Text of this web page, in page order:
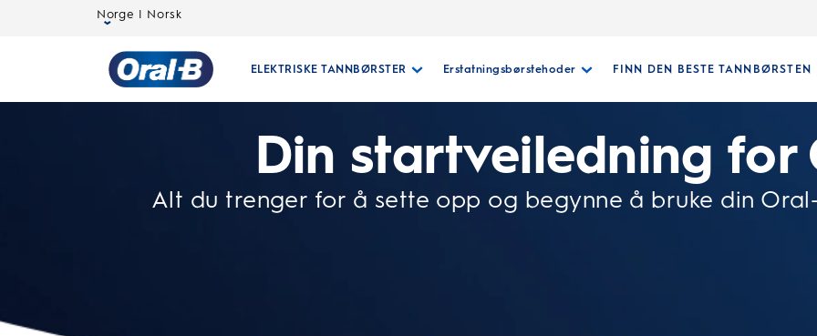
Norge | Norsk
ELEKTRISKE TANNBØRSTER Erstatningsbørstehoder FINN DEN BESTE TANNBØRSTEN
Din startveiledning for
Alt du trenger for å sette opp og begynne å bruke din